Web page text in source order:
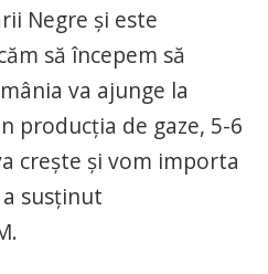
Negre şi este
să începem să
va ajunge la
producţia de gaze, 5-6
creşte şi vom importa
susţinut